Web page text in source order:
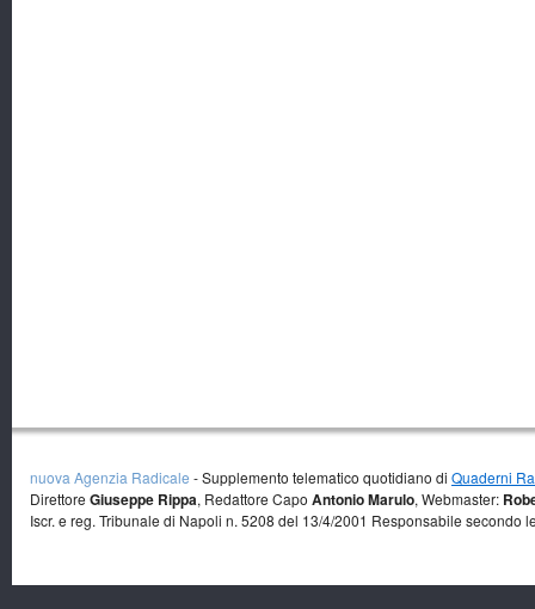
nuova Agenzia Radicale - Supplemento telematico quotidiano di Quaderni
Direttore Giuseppe Rippa, Redattore Capo Antonio Marulo, Webmaster:
Iscr. e reg. Tribunale di Napoli n. 5208 del 13/4/2001 Responsabile secondo